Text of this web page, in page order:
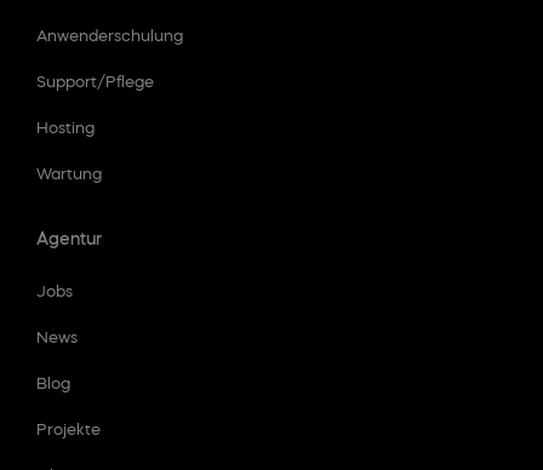
Anwenderschulung
Support/Pflege
Hosting
Wartung
Agentur
Jobs
News
Blog
Projekte